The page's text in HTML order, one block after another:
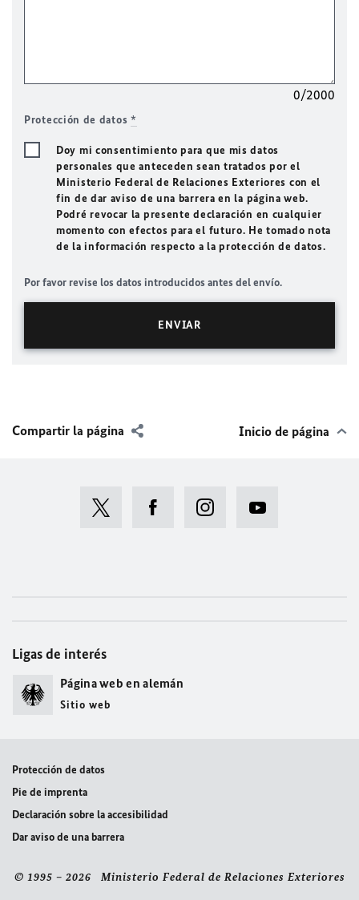
0/2000
Protección de datos *
Doy mi consentimiento para que mis datos
personales que anteceden sean tratados por el
Ministerio Federal de Relaciones Exteriores con el
fin de dar aviso de una barrera en la página web.
Podré revocar la presente declaración en cualquier
momento con efectos para el futuro. He tomado nota
de la información respecto a la protección de datos.
Por favor revise los datos introducidos antes del envío.
Compartir la página Inicio de página
Ligas de interés
Página web en alemán
Sitio web
Protección de datos
Pie de imprenta
Declaración sobre la accesibilidad
Dar aviso de una barrera
© 1995 – 2026 Ministerio Federal de Relaciones Exteriores